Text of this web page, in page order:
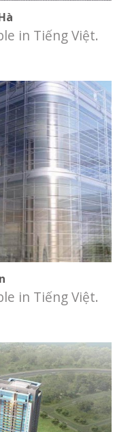
in Tiếng Việt.
in Tiếng Việt.